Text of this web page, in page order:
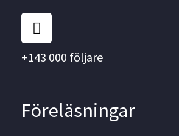
o
k
n
s
t
a
r
a
+143 000 följare
Föreläsningar